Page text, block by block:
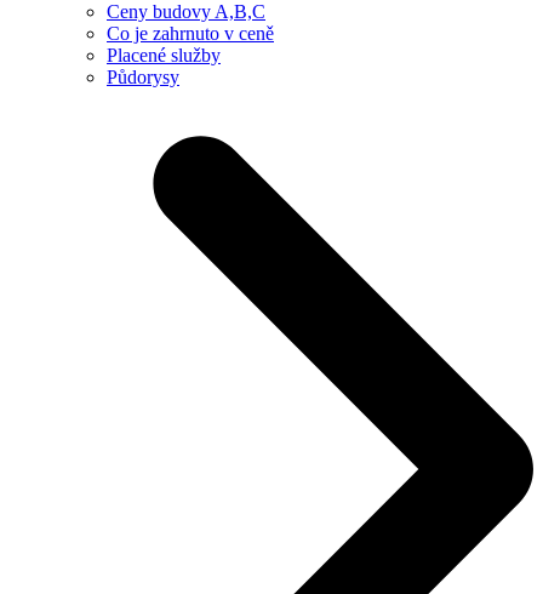
Ceny budovy A,B,C
Co je zahrnuto v ceně
Placené služby
Půdorysy